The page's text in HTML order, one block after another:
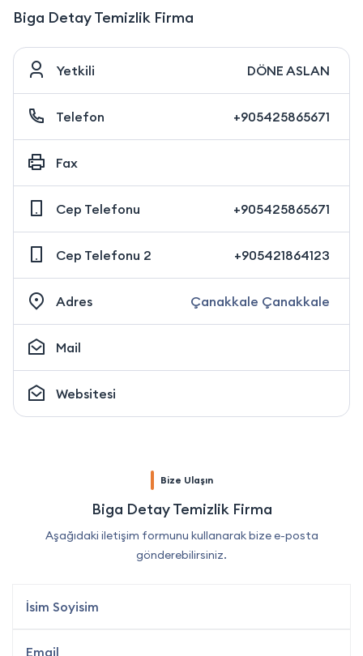
Biga Detay Temizlik Firma
Yetkili DÖNE ASLAN
Telefon +905425865671
Fax
Cep Telefonu +905425865671
Cep Telefonu 2 +905421864123
Adres Çanakkale Çanakkale
Mail
Websitesi
Bize Ulaşın
Biga Detay Temizlik Firma
Aşağıdaki iletişim formunu kullanarak bize e-posta
gönderebilirsiniz.